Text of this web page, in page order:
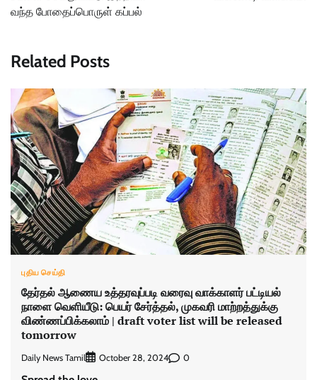
வந்த போதைப்பொருள் கப்பல்
Related Posts
புதிய செய்தி
தேர்தல் ஆணைய உத்தரவுப்படி வரைவு வாக்காளர் பட்டியல்
நாளை வெளியீடு: பெயர் சேர்த்தல், முகவரி மாற்றத்துக்கு
விண்ணப்பிக்கலாம் | draft voter list will be released
tomorrow
Daily News Tamil October 28, 2024 0